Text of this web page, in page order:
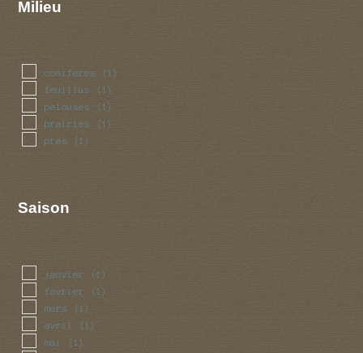
Milieu
coniferes (1)
feuillus (1)
pelouses (1)
prairies (1)
pres (1)
Saison
janvier (1)
fevrier (1)
mars (1)
avril (1)
mai (1)